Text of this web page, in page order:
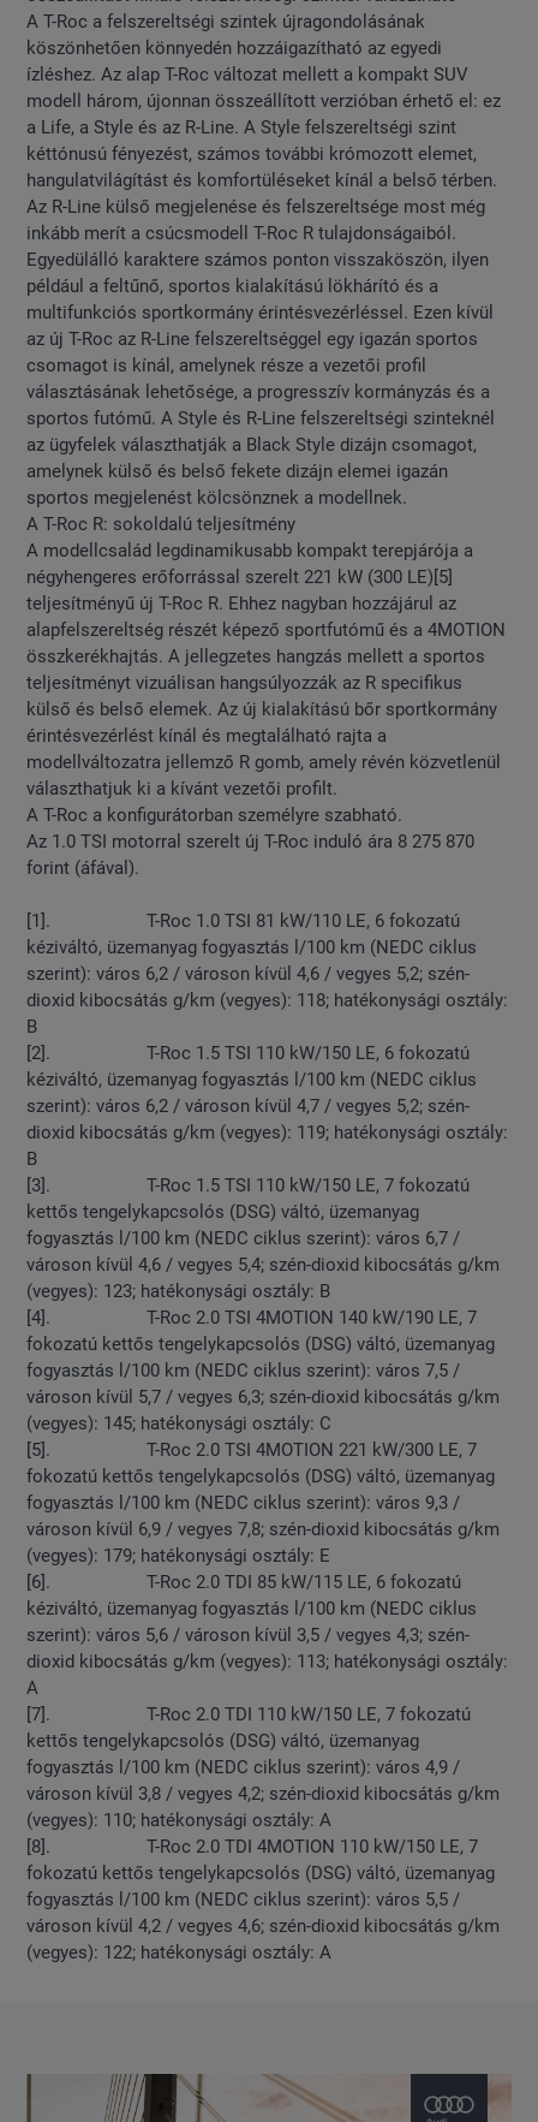
A T-Roc a felszereltségi szintek újragondolásának
köszönhetően könnyedén hozzáigazítható az egyedi
ízléshez. Az alap T-Roc változat mellett a kompakt SUV
modell három, újonnan összeállított verzióban érhető el: ez
a Life, a Style és az R-Line. A Style felszereltségi szint
kéttónusú fényezést, számos további krómozott elemet,
hangulatvilágítást és komfortüléseket kínál a belső térben.
Az R-Line külső megjelenése és felszereltsége most még
inkább merít a csúcsmodell T-Roc R tulajdonságaiból.
Egyedülálló karaktere számos ponton visszaköszön, ilyen
például a feltűnő, sportos kialakítású lökhárító és a
multifunkciós sportkormány érintésvezérléssel. Ezen kívül
az új T-Roc az R-Line felszereltséggel egy igazán sportos
csomagot is kínál, amelynek része a vezetői profil
választásának lehetősége, a progresszív kormányzás és a
sportos futómű. A Style és R-Line felszereltségi szinteknél
az ügyfelek választhatják a Black Style dizájn csomagot,
amelynek külső és belső fekete dizájn elemei igazán
sportos megjelenést kölcsönznek a modellnek.
A T-Roc R: sokoldalú teljesítmény
A modellcsalád legdinamikusabb kompakt terepjárója a
négyhengeres erőforrással szerelt 221 kW (300 LE)[5]
teljesítményű új T-Roc R. Ehhez nagyban hozzájárul az
alapfelszereltség részét képező sportfutómű és a 4MOTION
összkerékhajtás. A jellegzetes hangzás mellett a sportos
teljesítményt vizuálisan hangsúlyozzák az R specifikus
külső és belső elemek. Az új kialakítású bőr sportkormány
érintésvezérlést kínál és megtalálható rajta a
modellváltozatra jellemző R gomb, amely révén közvetlenül
választhatjuk ki a kívánt vezetői profilt.
A T-Roc a konfigurátorban személyre szabható.
Az 1.0 TSI motorral szerelt új T-Roc induló ára 8 275 870
forint (áfával).
[1]. T-Roc 1.0 TSI 81 kW/110 LE, 6 fokozatú
kéziváltó, üzemanyag fogyasztás l/100 km (NEDC ciklus
szerint): város 6,2 / városon kívül 4,6 / vegyes 5,2; szén-
dioxid kibocsátás g/km (vegyes): 118; hatékonysági osztály:
B
[2]. T-Roc 1.5 TSI 110 kW/150 LE, 6 fokozatú
kéziváltó, üzemanyag fogyasztás l/100 km (NEDC ciklus
szerint): város 6,2 / városon kívül 4,7 / vegyes 5,2; szén-
dioxid kibocsátás g/km (vegyes): 119; hatékonysági osztály:
B
[3]. T-Roc 1.5 TSI 110 kW/150 LE, 7 fokozatú
kettős tengelykapcsolós (DSG) váltó, üzemanyag
fogyasztás l/100 km (NEDC ciklus szerint): város 6,7 /
városon kívül 4,6 / vegyes 5,4; szén-dioxid kibocsátás g/km
(vegyes): 123; hatékonysági osztály: B
[4]. T-Roc 2.0 TSI 4MOTION 140 kW/190 LE, 7
fokozatú kettős tengelykapcsolós (DSG) váltó, üzemanyag
fogyasztás l/100 km (NEDC ciklus szerint): város 7,5 /
városon kívül 5,7 / vegyes 6,3; szén-dioxid kibocsátás g/km
(vegyes): 145; hatékonysági osztály: C
[5]. T-Roc 2.0 TSI 4MOTION 221 kW/300 LE, 7
fokozatú kettős tengelykapcsolós (DSG) váltó, üzemanyag
fogyasztás l/100 km (NEDC ciklus szerint): város 9,3 /
városon kívül 6,9 / vegyes 7,8; szén-dioxid kibocsátás g/km
(vegyes): 179; hatékonysági osztály: E
[6]. T-Roc 2.0 TDI 85 kW/115 LE, 6 fokozatú
kéziváltó, üzemanyag fogyasztás l/100 km (NEDC ciklus
szerint): város 5,6 / városon kívül 3,5 / vegyes 4,3; szén-
dioxid kibocsátás g/km (vegyes): 113; hatékonysági osztály:
A
[7]. T-Roc 2.0 TDI 110 kW/150 LE, 7 fokozatú
kettős tengelykapcsolós (DSG) váltó, üzemanyag
fogyasztás l/100 km (NEDC ciklus szerint): város 4,9 /
városon kívül 3,8 / vegyes 4,2; szén-dioxid kibocsátás g/km
(vegyes): 110; hatékonysági osztály: A
[8]. T-Roc 2.0 TDI 4MOTION 110 kW/150 LE, 7
fokozatú kettős tengelykapcsolós (DSG) váltó, üzemanyag
fogyasztás l/100 km (NEDC ciklus szerint): város 5,5 /
városon kívül 4,2 / vegyes 4,6; szén-dioxid kibocsátás g/km
(vegyes): 122; hatékonysági osztály: A